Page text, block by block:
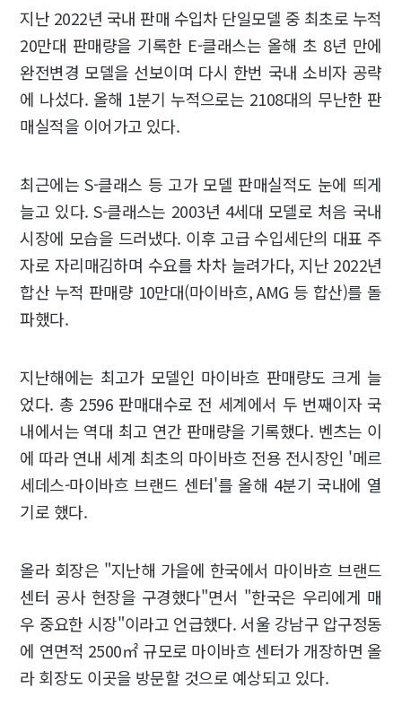
지난 2022년 국내 판매 수입차 단일모델 중 최초로 누적
20만대 판매량을 기록한 E-클래스는 올해 초 8년 만에
완전변경 모델을 선보이며 다시 한번 국내 소비자 공략
에 나섰다. 올해 1분기 누적으로는 2108대의 무난한 판
매실적을 이어가고 있다.
최근에는 S-클래스 등 고가 모델 판매실적도 눈에 띄게
늘고 있다. S-클래스는 2003년 4세대 모델로 처음 국내
시장에 모습을 드러냈다. 이후 고급 수입세단의 대표 주
자로 자리매김하며 수요를 차차 늘려가다, 지난 2022년
합산 누적 판매량 10만대(마이바흐, AMG 등 합산)를 돌
파했다.
지난해에는 최고가 모델인 마이바흐 판매량도 크게 늘
었다. 총 2596 판매대수로 전 세계에서 두 번째이자 국
내에서는 역대 최고 연간 판매량을 기록했다. 벤츠는 이
에 따라 연내 세계 최초의 마이바흐 전용 전시장인 '메르
세데스-마이바흐 브랜드 센터'를 올해 4분기 국내에 열
기로 했다.
올라 회장은 "지난해 가을에 한국에서 마이바흐 브랜드
센터 공사 현장을 구경했다"면서 "한국은 우리에게 매
우 중요한 시장"이라고 언급했다. 서울 강남구 압구정동
에 연면적 2500㎡ 규모로 마이바흐 센터가 개장하면 올
라 회장도 이곳을 방문할 것으로 예상되고 있다.